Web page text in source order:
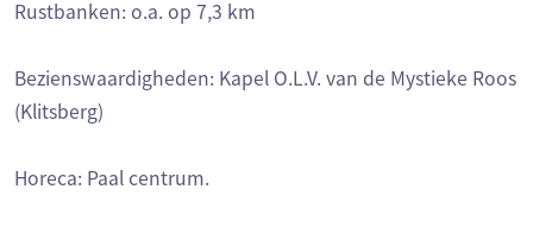
Rustbanken: o.a. op 7,3 km
Bezienswaardigheden: Kapel O.L.V. van de Mystieke Roos
(Klitsberg)
Horeca: Paal centrum.